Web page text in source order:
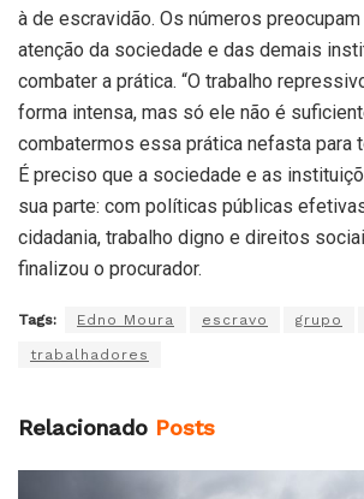
à de escravidão. Os números
atenção da sociedade e das demais
combater a prática. “O trabalho
forma intensa, mas só ele não é
combatermos essa prática nefasta para
É preciso que a sociedade e as
sua parte: com políticas públicas
cidadania, trabalho digno e direitos
finalizou o procurador.
Tags: Edno Moura escravo grupo
trabalhadores
Relacionado Posts